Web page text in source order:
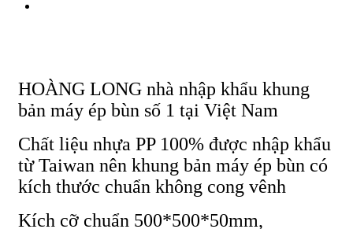
HOÀNG LONG nhà nhập khẩu khung
bản máy ép bùn số 1 tại Việt Nam
Chất liệu nhựa PP 100% được nhập khẩu
từ Taiwan nên khung bản máy ép bùn có
kích thước chuẩn không cong vênh
Kích cỡ chuẩn 500*500*50mm,